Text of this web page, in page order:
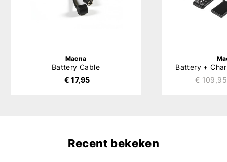
Macna
Battery Cable
€ 17,95
Battery +
€ 109,95
Recent bekeken